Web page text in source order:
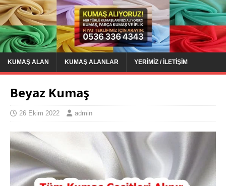
KUMAŞ ALAN KUMAŞ ALANLAR YERIMIZ / İLETIŞIM
Beyaz Kumaş
26 Ekim 2022 admin